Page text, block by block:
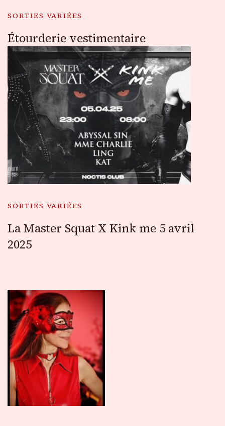
SORTIES VARIÉES
Étourderie vestimentaire
SORTIES VARIÉES
La Master Squat X Kink me 5 avril
2025